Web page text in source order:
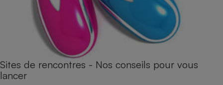
Sites de rencontres - Nos conseils pour vous
lancer